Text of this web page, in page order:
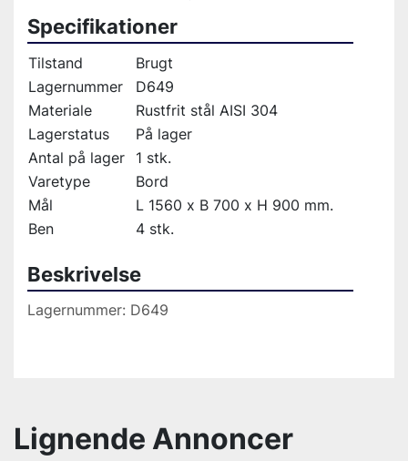
Specifikationer
Tilstand
Brugt
Lagernummer
D649
Materiale
Rustfrit stål AISI 304
Lagerstatus
På lager
Antal på lager
1 stk.
Varetype
Bord
Mål
L 1560 x B 700 x H 900 mm.
Ben
4 stk.
Beskrivelse
Lagernummer: D649
Lignende Annoncer